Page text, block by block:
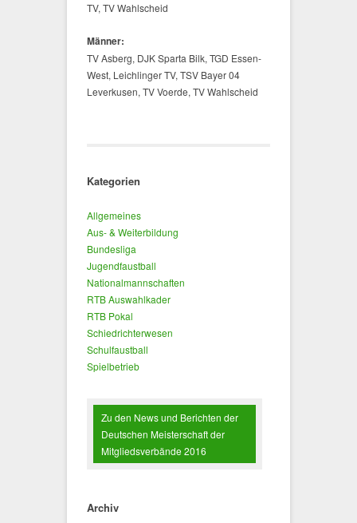
TV, TV Wahlscheid
Männer:
TV Asberg, DJK Sparta Bilk, TGD Essen-
West, Leichlinger TV, TSV Bayer 04
Leverkusen, TV Voerde, TV Wahlscheid
Kategorien
Allgemeines
Aus- & Weiterbildung
Bundesliga
Jugendfaustball
Nationalmannschaften
RTB Auswahlkader
RTB Pokal
Schiedrichterwesen
Schulfaustball
Spielbetrieb
Zu den News und Berichten der
Deutschen Meisterschaft der
Mitgliedsverbände 2016
Archiv